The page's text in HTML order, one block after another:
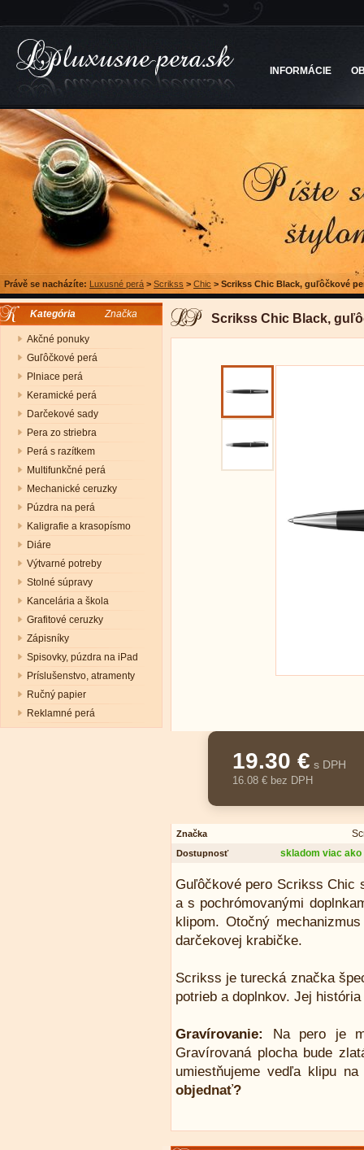
INFORMÁCIE
Právě se nacházíte: Luxusné perá > Scrikss > Chic > Scrikss Chic Black, guľôčkové
Kategória Značka
Akčné ponuky
Guľôčkové perá
Plniace perá
Keramické perá
Darčekové sady
Pera zo striebra
Perá s razítkem
Multifunkčné perá
Mechanické ceruzky
Púzdra na perá
Kaligrafie a krasopísmo
Diáre
Výtvarné potreby
Stolné súpravy
Kancelária a škola
Grafitové ceruzky
Zápisníky
Spisovky, púzdra na iPad
Príslušenstvo, atramenty
Ručný papier
Reklamné perá
Scrikss Chic Black,
19.30 € s DPH
16.08 € bez DPH
Značka
Dostupnosť skladom viac ako
Guľôčkové pero Scrikss Chic
a s pochrómovanými
klipom. Otočný
darčekovej krabičke.
Scrikss je turecká značka
potrieb a doplnkov. Jej
Gravírovanie:
Na pero je
Gravírovaná plocha bude
umiestňujeme vedľa klipu
objednať?